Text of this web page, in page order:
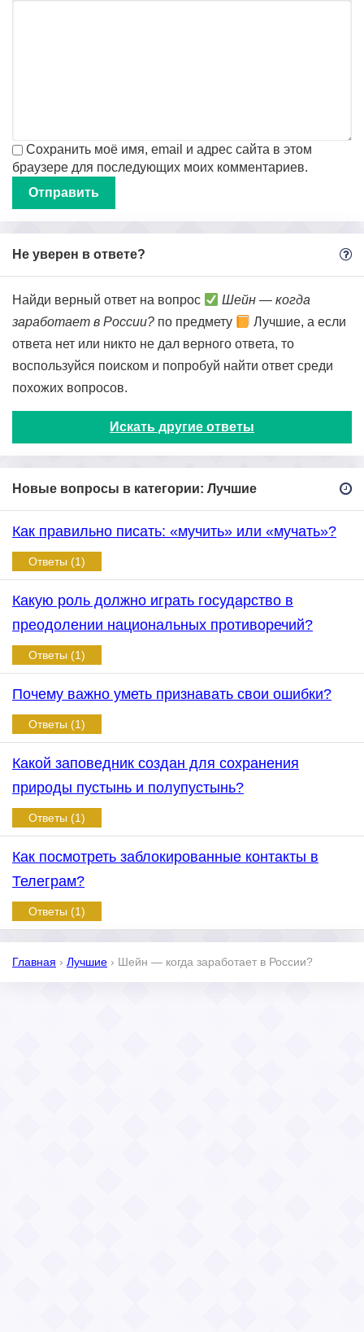
Сохранить моё имя, email и адрес сайта в этом
браузере для последующих моих комментариев.
Не уверен в ответе?
Найди верный ответ на вопрос
Шейн — когда
заработает в России? по предмету
Лучшие, а если
ответа нет или никто не дал верного ответа, то
воспользуйся поиском и попробуй найти ответ среди
похожих вопросов.
Искать другие ответы
Новые вопросы в категории: Лучшие
Как правильно писать: «мучить» или «мучать»?
Ответы (1)
Какую роль должно играть государство в
преодолении национальных противоречий?
Ответы (1)
Почему важно уметь признавать свои ошибки?
Ответы (1)
Какой заповедник создан для сохранения
природы пустынь и полупустынь?
Ответы (1)
Как посмотреть заблокированные контакты в
Телеграм?
Ответы (1)
Главная › Лучшие › Шейн — когда заработает в России?